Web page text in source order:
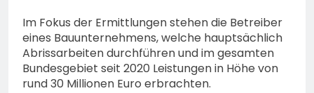
Im Fokus der Ermittlungen stehen die Betreiber
eines Bauunternehmens, welche hauptsächlich
Abrissarbeiten durchführen und im gesamten
Bundesgebiet seit 2020 Leistungen in Höhe von
rund 30 Millionen Euro erbrachten.